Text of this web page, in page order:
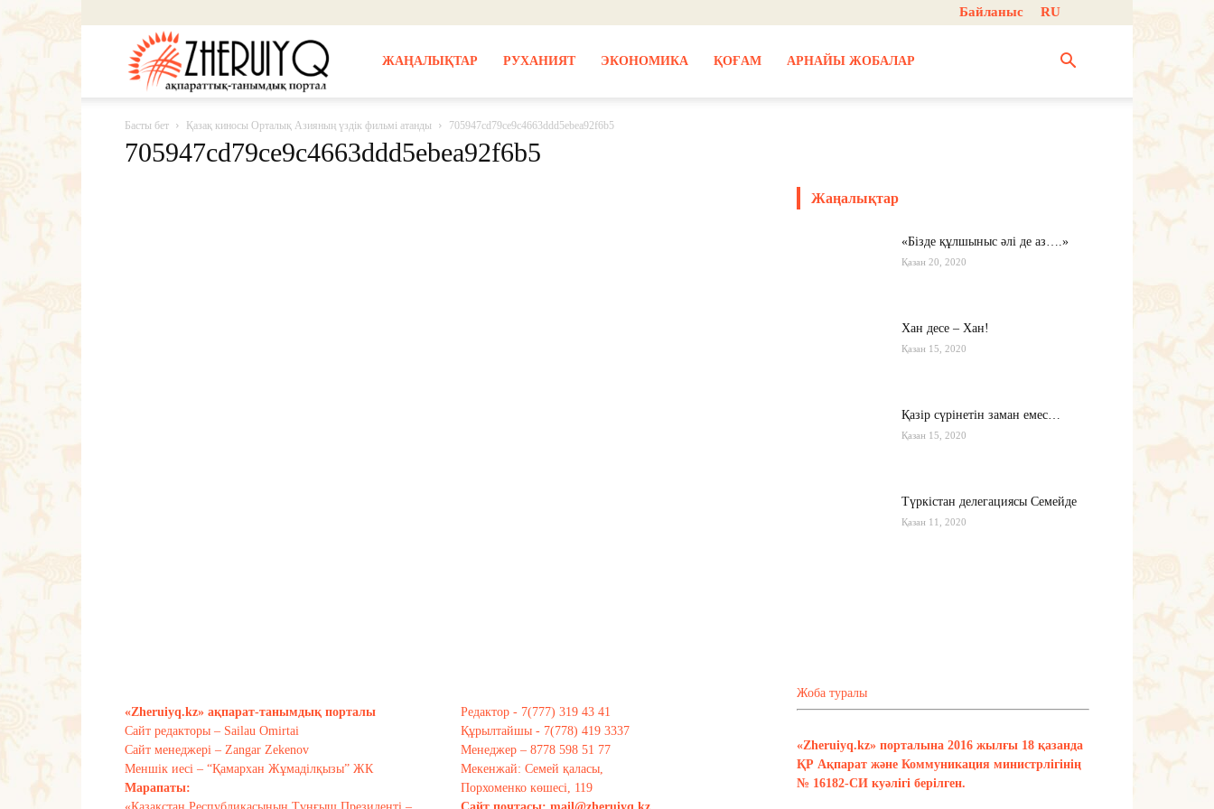
Байланыс RU
ЖАҢАЛЫҚТАР РУХАНИЯТ ЭКОНОМИКА ҚОҒАМ АРНАЙЫ ЖОБАЛАР
Басты бет Қазақ киносы Орталық Азияның үздік фильмі атанды 705947cd79ce9c4663ddd5ebea92f6b5
705947cd79ce9c4663ddd5ebea92f6b5
Жаңалықтар
«Бізде құлшыныс әлі де аз….»
Қазан 20, 2020
Хан десе – Хан!
Қазан 15, 2020
Қазір сүрінетін заман емес…
Қазан 15, 2020
Түркістан делегациясы Семейде
Қазан 11, 2020
«Zheruiyq.kz» ақпарат-танымдық порталы
Сайт редакторы – Sailau Omirtai
Сайт менеджері – Zangar Zekenov
Меншік иесі – “Қамархан Жұмаділқызы” ЖК
Марапаты:
Редактор - 7(777) 319 43 41
Құрылтайшы - 7(778) 419 3337
Менеджер – 8778 598 51 77
Мекенжай: Семей қаласы,
Порхоменко көшесі, 119
Жоба туралы
«Zheruiyq.kz» порталына 2016 жылғы 18 қазанда
ҚР Ақпарат және Коммуникация министрлігінің
№ 16182-СИ куәлігі берілген.